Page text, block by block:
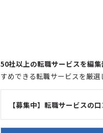
50社以上の転職サービスを編
すめできる転職サービスを厳選
【募集中】転職サービスの